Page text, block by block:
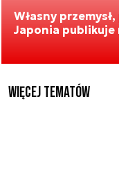
Własny
Japonia
Więcej tematów